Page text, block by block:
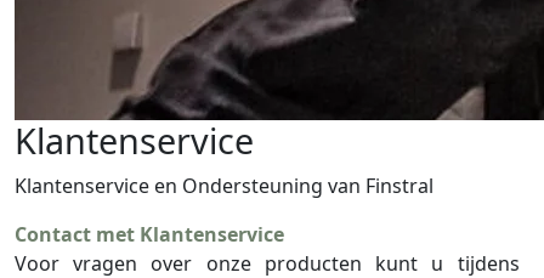
Klantenservice
Klantenservice en Ondersteuning van Finstral
Contact met Klantenservice
Voor vragen over onze producten kunt u tijdens